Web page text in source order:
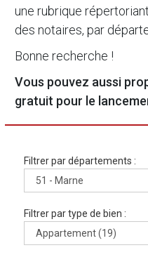
une rubrique
des notaires, par
Bonne recherche !
Vous pouvez aussi
gratuit pour le
Filtrer par départements :
Filtrer par type de bien :